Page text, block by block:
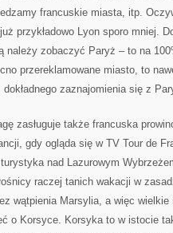
francuskie miasta, itp.
przykładowo Lyon sporo mniej.
należy zobaczyć Paryż – to na
przereklamowane miasto, to
zaznajomienia się z
zasługuje także francuska
gdy ogląda się w TV Tour de
nad Lazurowym
raczej tanich wakacji w
wątpienia Marsylia, a więc
o Korsyce. Korsyka to w istocie